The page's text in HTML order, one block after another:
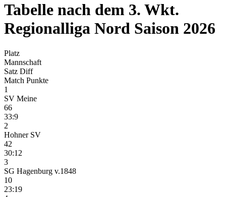
Tabelle nach dem 3. Wkt.
Regionalliga Nord Saison 2026
Platz
Mannschaft
Satz Diff
Match Punkte
1
SV Meine
66
33:9
2
Hohner SV
42
30:12
3
SG Hagenburg v.1848
10
23:19